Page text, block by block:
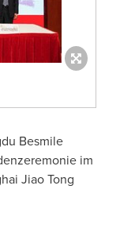
Besmile
im
Jiao Tong